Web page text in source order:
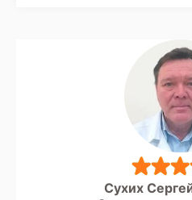
Сухих